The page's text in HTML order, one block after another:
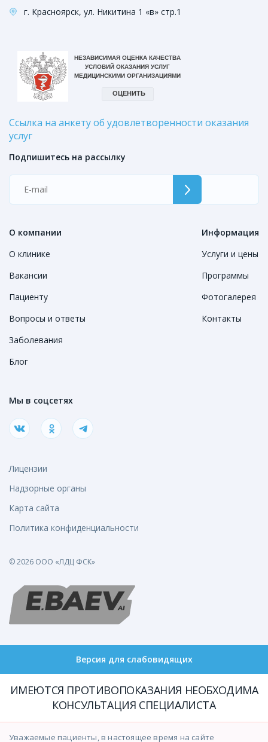
г. Красноярск, ул. Никитина 1 «в» стр.1
Ссылка на анкету об удовлетворенности оказания
услуг
О компании
О клинике
Вакансии
Пациенту
Вопросы и ответы
Заболевания
Блог
Информация
Услуги и цены
Программы
Фотогалерея
Контакты
Подпишитесь на рассылку
Мы в соцсетях
Лицензии
Надзорные органы
Карта сайта
Политика конфиденциальности
© 2026 ООО «ЛДЦ ФСК»
Версия для слабовидящих
ИМЕЮТСЯ ПРОТИВОПОКАЗАНИЯ НЕОБХОДИМА
КОНСУЛЬТАЦИЯ СПЕЦИАЛИСТА
Уважаемые пациенты, в настоящее время на сайте